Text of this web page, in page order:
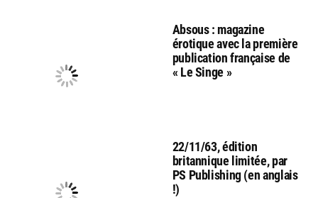
Absous : magazine
érotique avec la première
publication française de
« Le Singe »
22/11/63, édition
britannique limitée, par
PS Publishing (en anglais
!)